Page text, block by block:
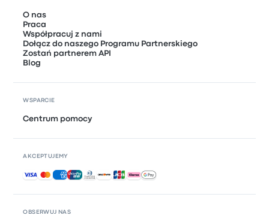
OBSERWUJ NAS
O nas
Praca
Współpracuj z nami
Dołącz do naszego Programu Partnerskiego
Zostań partnerem API
Blog
WSPARCIE
Centrum pomocy
AKCEPTUJEMY
Akceptowane płatności